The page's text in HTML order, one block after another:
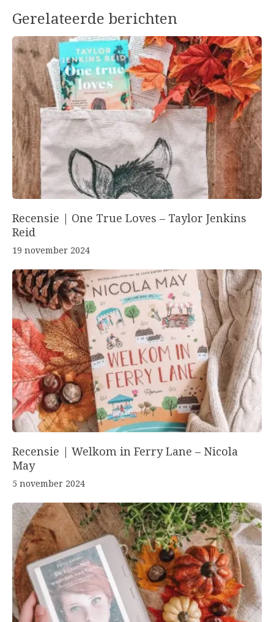
Gerelateerde berichten
Recensie | One True Loves – Taylor Jenkins
Reid
19 november 2024
Recensie | Welkom in Ferry Lane – Nicola
May
5 november 2024